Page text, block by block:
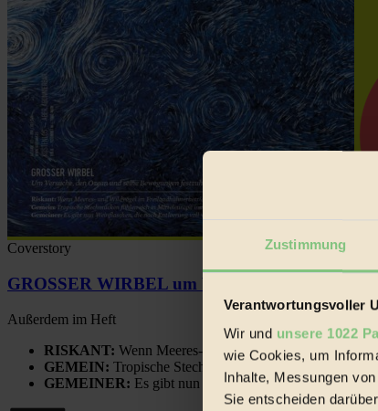
Zustimmung
Verantwortungsvoller
Wir und unsere 1022
wie Cookies, um
Inhalte, Messungen
Sie entscheiden
Coverstory
GROSSER WIRBEL um Versuche, den Ozean
Außerdem im Heft
RISKANT: Wenn Meeres- und Wildvögel im
GEMEIN: Tropische Stechmücken fühlen sich in
GEMEINER: Es gibt nun Weinflaschen, die nach